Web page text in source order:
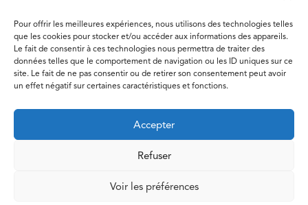
Pour offrir les meilleures expériences, nous utilisons des technologies telles
que les cookies pour stocker et/ou accéder aux informations des appareils.
Le fait de consentir à ces technologies nous permettra de traiter des
données telles que le comportement de navigation ou les ID uniques sur ce
site. Le fait de ne pas consentir ou de retirer son consentement peut avoir
un effet négatif sur certaines caractéristiques et fonctions.
Accepter
Refuser
Voir les préférences
Vie privée Politique de cookies